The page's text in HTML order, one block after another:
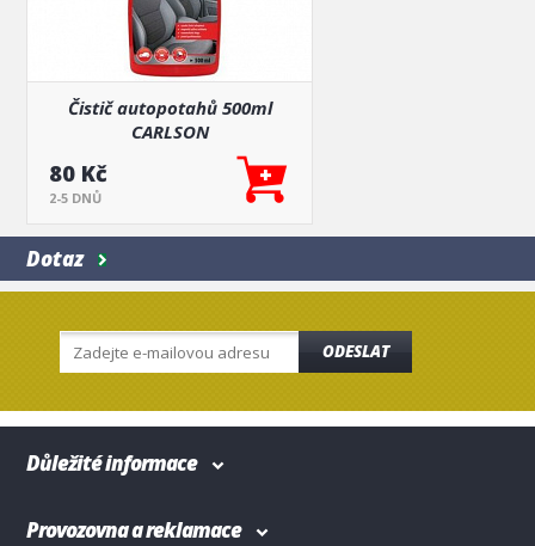
Čistič autopotahů 500ml
CARLSON
80 Kč
2-5 DNŮ
Dotaz
ODESLAT
Důležité informace
Provozovna a reklamace